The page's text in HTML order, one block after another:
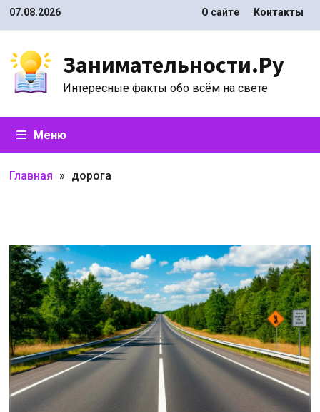
Перейти
07.08.2026 О сайте Контакты
Занимательности.Ру
Интересные факты обо всём на свете
Меню
Главная » дорога